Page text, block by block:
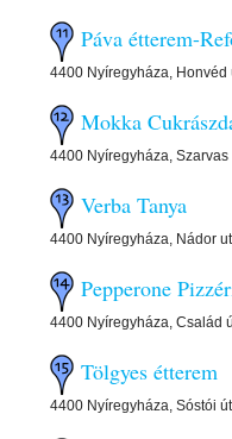
Páva étterem-
4400 Nyíregyháza, Honvéd
Mokka
4400 Nyíregyháza, Szarvas
Verba Tanya
4400 Nyíregyháza, Nádor
Pepperone
4400 Nyíregyháza, Család
Tölgyes étterem
4400 Nyíregyháza, Sóstói